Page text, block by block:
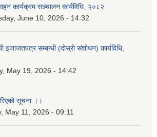
कार्यक्रम सञ्चालन कार्यविधि, २०८२
June 10, 2026 - 14:32
इजाजतपत्र सम्बन्धी (दोस्रो संशोधन) कार्यविधि,
May 19, 2026 - 14:42
सूचना ।।
May 11, 2026 - 09:11